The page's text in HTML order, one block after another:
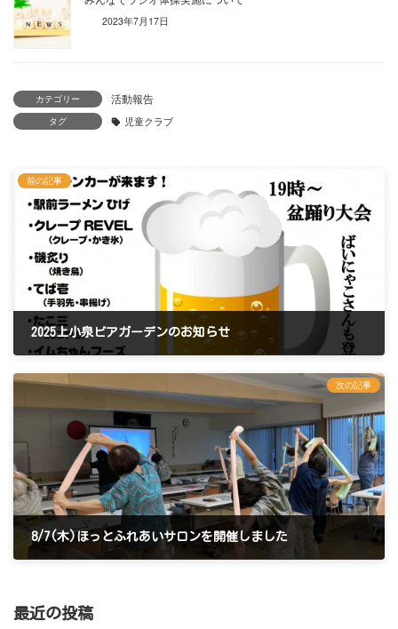
2023年7月17日
カテゴリー 活動報告
タグ 児童クラブ
前の記事
2025上小泉ビアガーデンのお知らせ
次の記事
8/7(木)ほっとふれあいサロンを開催しました
最近の投稿